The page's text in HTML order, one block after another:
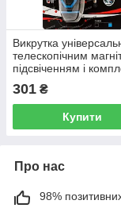
Викрутка
телескопічним
підсвіченням і
біт, L-210мм (PH1,
PZ2, SL5, SL6), в
301 ₴
Купити
Про нас
98% позитивних